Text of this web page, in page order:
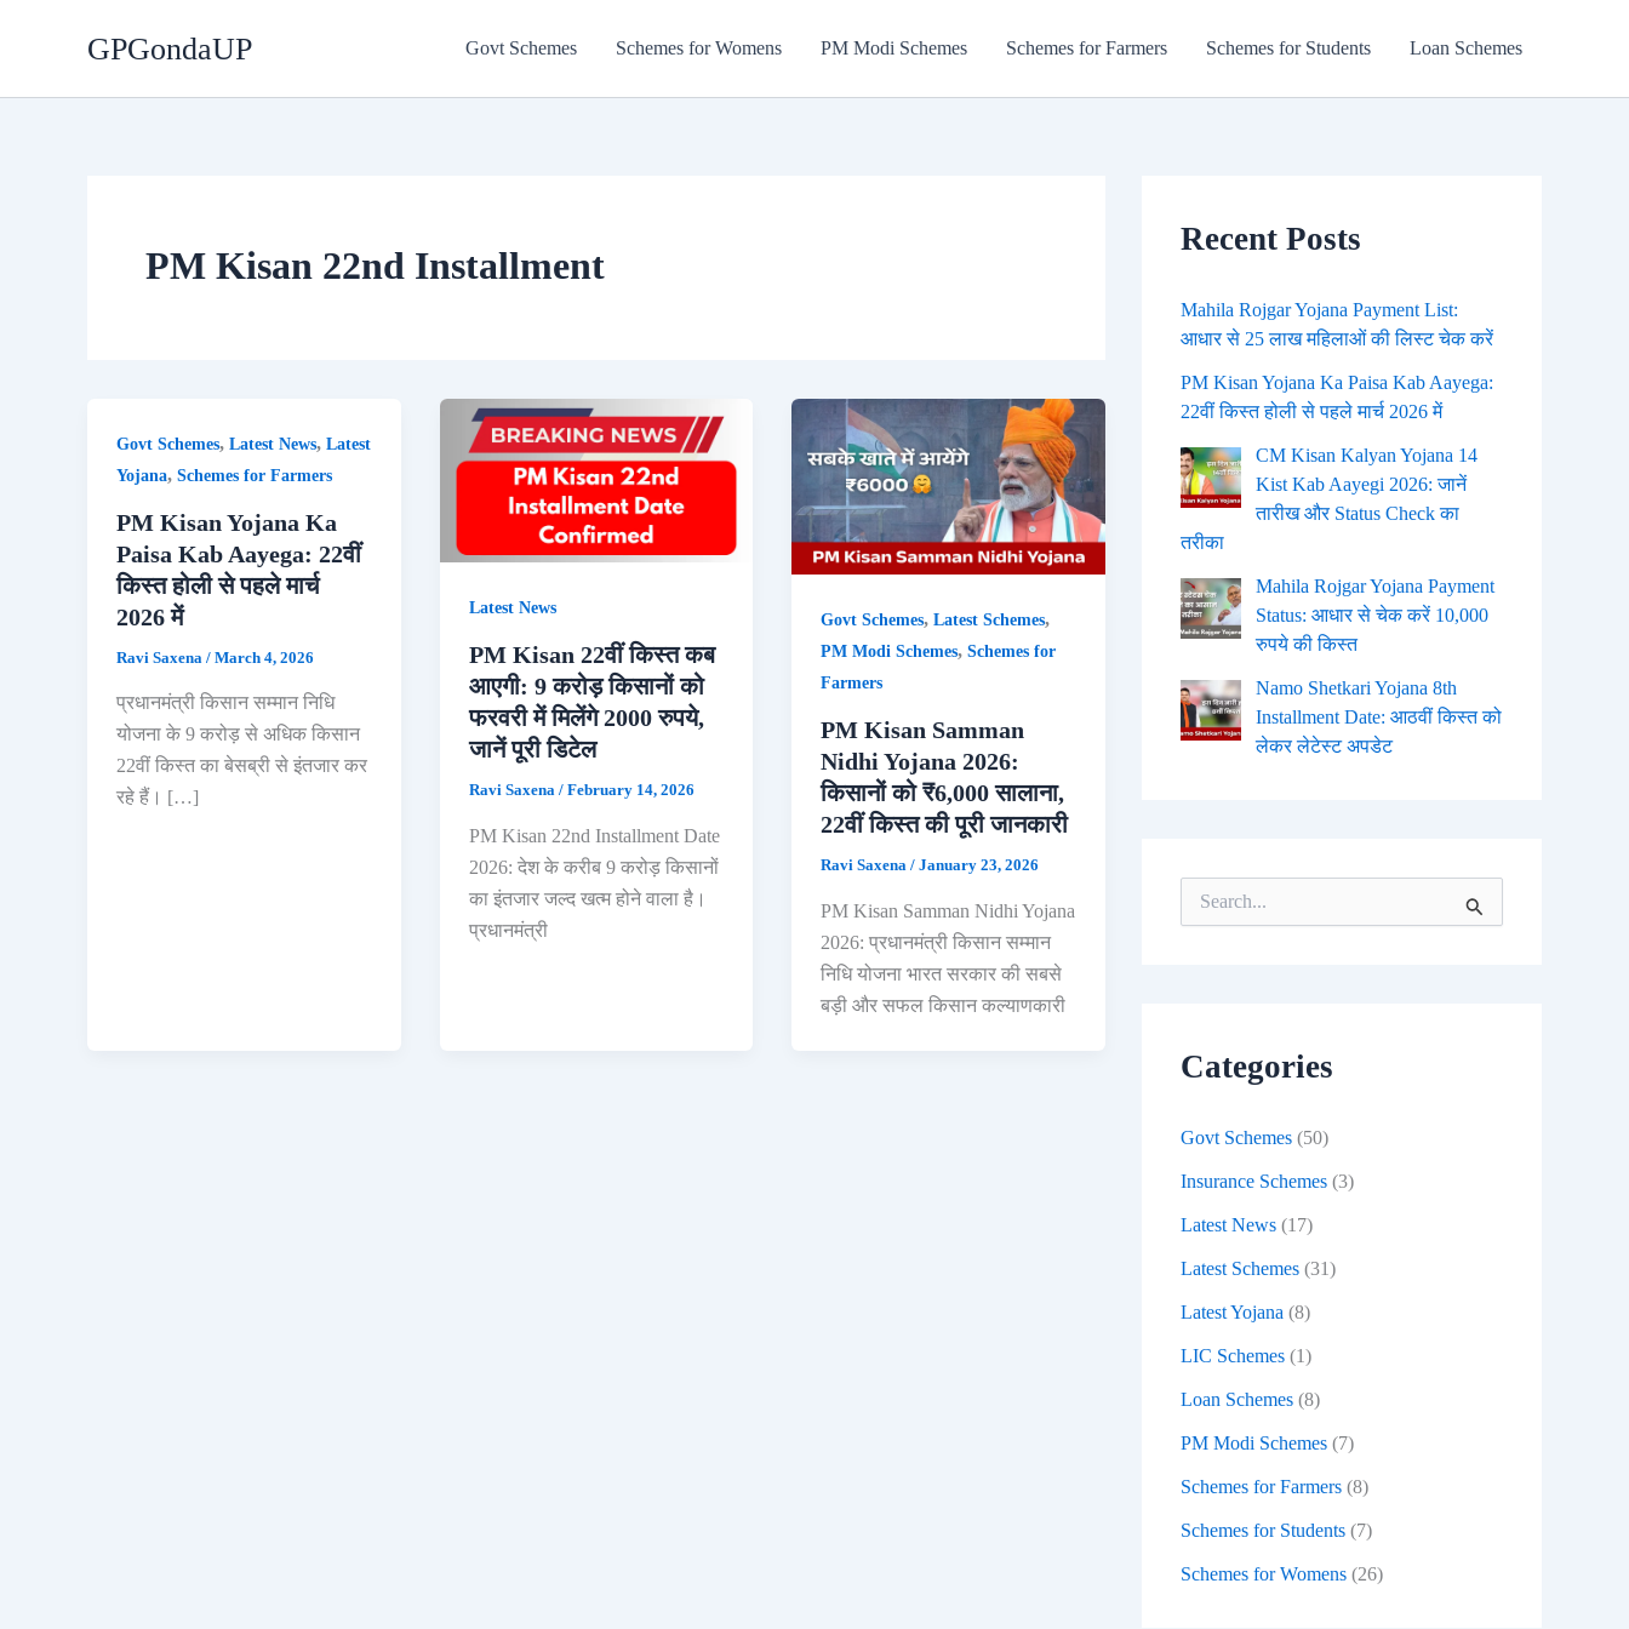
GPGondaUP Govt Schemes Schemes for Womens PM Modi Schemes Schemes for Farmers Schemes for Students Loan Schemes
PM Kisan 22nd Installment
Govt Schemes, Latest News, Latest
Yojana, Schemes for Farmers
PM Kisan Yojana Ka
Paisa Kab Aayega: 22वीं
किस्त होली से पहले मार्च
2026 में
Ravi Saxena / March 4, 2026
प्रधानमंत्री किसान सम्मान निधि
योजना के 9 करोड़ से अधिक किसान
22वीं किस्त का बेसब्री से इंतजार कर
रहे हैं। […]
Latest News
PM Kisan 22वीं किस्त कब
आएगी: 9 करोड़ किसानों को
फरवरी में मिलेंगे 2000 रुपये,
जानें पूरी डिटेल
Ravi Saxena / February 14, 2026
PM Kisan 22nd Installment Date
2026: देश के करीब 9 करोड़ किसानों
का इंतजार जल्द खत्म होने वाला है।
प्रधानमंत्री
Govt Schemes,Latest Schemes,
PM Modi Schemes,Schemes for
Farmers
PM Kisan Samman
Nidhi Yojana 2026:
किसानों को ₹6,000 सालाना,
22वीं किस्त की पूरी जानकारी
Ravi Saxena/January 23, 2026
PM Kisan Samman Nidhi Yojana
2026: प्रधानमंत्री किसान सम्मान
निधि योजना भारत सरकार की सबसे
बड़ी और सफल किसान कल्याणकारी
Recent Posts
Mahila Rojgar Yojana Payment List:
आधार से 25 लाख महिलाओं की लिस्ट चेक करें
PM Kisan Yojana Ka Paisa Kab Aayega:
22वीं किस्त होली से पहले मार्च 2026 में
CM Kisan Kalyan Yojana 14
Kist Kab Aayegi 2026: जानें
तारीख और Status Check का
तरीका
Mahila Rojgar Yojana Payment
Status: आधार से चेक करें 10,000
रुपये की किस्त
Namo Shetkari Yojana 8th
Installment Date: आठवीं किस्त को
लेकर लेटेस्ट अपडेट
o
Categories
Govt Schemes (50)
Insurance Schemes (3)
Latest News (17)
Latest Schemes (31)
Latest Yojana (8)
LIC Schemes (1)
Loan Schemes (8)
PM Modi Schemes (7)
Schemes for Farmers (8)
Schemes for Students (7)
Schemes for Womens (26)